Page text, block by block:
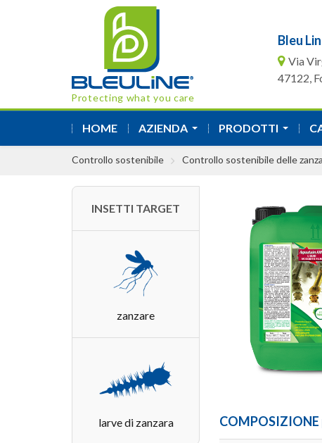
Protecting what you care
Bleu
Via
47122,
HOME AZIENDA PRODOTTI
Controllo sostenibile Controllo sostenibile delle
INSETTI TARGET
zanzare
larve di zanzara COMPOSIZIONE